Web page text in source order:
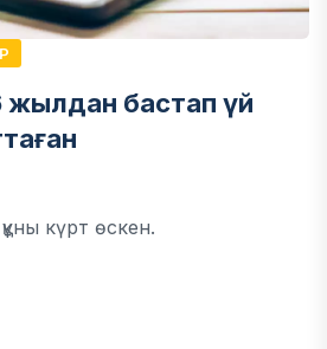
жылдан бастап үй
күрт өскен.